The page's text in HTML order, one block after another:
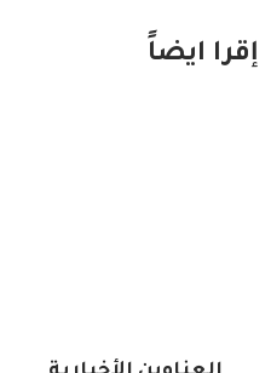
إقرا ايضاً